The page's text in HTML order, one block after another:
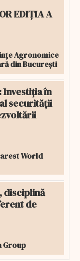
EDIȚIA A
Agronomice
din București
Investiția în
securității
World
disciplină
de
Group